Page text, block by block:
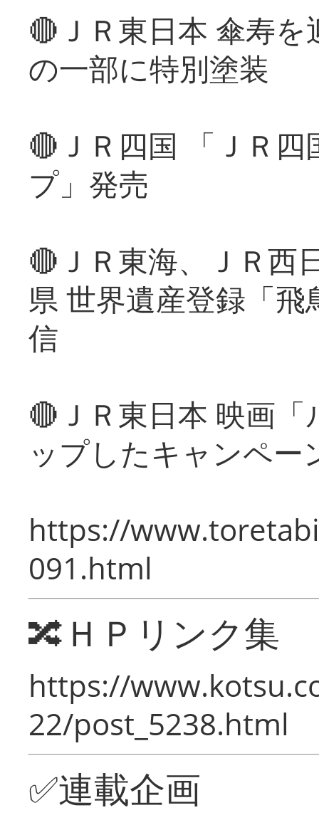
🔴ＪＲ東日本 傘寿
の一部に特別塗装
🔴ＪＲ四国 「ＪＲ
プ」発売
🔴ＪＲ東海、ＪＲ西
県 世界遺産登録「
信
🔴ＪＲ東日本 映画
ップしたキャンペー
https://
091.html
🔀ＨＰリンク集
https://
22/post_5238.html
✅連載企画